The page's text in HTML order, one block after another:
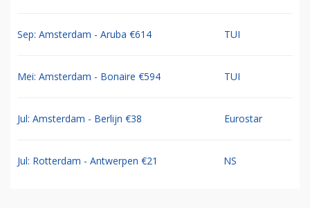
Sep: Amsterdam - Aruba €614 TUI
Mei: Amsterdam - Bonaire €594 TUI
Jul: Amsterdam - Berlijn €38 Eurostar
Jul: Rotterdam - Antwerpen €21 NS